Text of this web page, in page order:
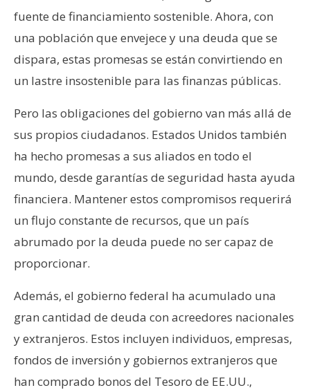
fuente de financiamiento sostenible. Ahora, con
una población que envejece y una deuda que se
dispara, estas promesas se están convirtiendo en
un lastre insostenible para las finanzas públicas.
Pero las obligaciones del gobierno van más allá de
sus propios ciudadanos. Estados Unidos también
ha hecho promesas a sus aliados en todo el
mundo, desde garantías de seguridad hasta ayuda
financiera. Mantener estos compromisos requerirá
un flujo constante de recursos, que un país
abrumado por la deuda puede no ser capaz de
proporcionar.
Además, el gobierno federal ha acumulado una
gran cantidad de deuda con acreedores nacionales
y extranjeros. Estos incluyen individuos, empresas,
fondos de inversión y gobiernos extranjeros que
han comprado bonos del Tesoro de EE.UU.,